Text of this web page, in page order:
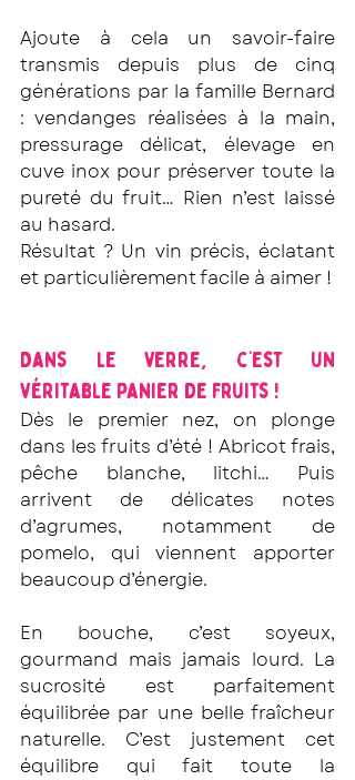
Ajoute à cela un savoir-faire
transmis depuis plus de cinq
générations par la famille Bernard
: vendanges réalisées à la main,
pressurage délicat, élevage en
cuve inox pour préserver toute la
pureté du fruit… Rien n’est laissé
au hasard.
Résultat ? Un vin précis, éclatant
et particulièrement facile à aimer !
Dans le verre, c’est un
véritable panier de fruits !
Dès le premier nez, on plonge
dans les fruits d’été ! Abricot frais,
pêche blanche, litchi… Puis
arrivent de délicates notes
d’agrumes, notamment de
pomelo, qui viennent apporter
beaucoup d’énergie.
En bouche, c’est soyeux,
gourmand mais jamais lourd. La
sucrosité est parfaitement
équilibrée par une belle fraîcheur
naturelle. C’est justement cet
équilibre qui fait toute la